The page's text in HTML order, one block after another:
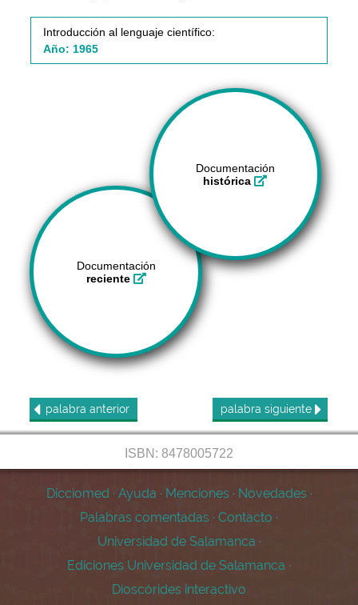
Introducción al lenguaje científico:
Año: 1965
Documentación
histórica
Documentación
reciente
palabra anterior palabra siguiente
ISBN: 8478005722
Dicciomed · Ayuda · Menciones · Novedades ·
Palabras comentadas · Contacto ·
Universidad de Salamanca ·
Ediciones Universidad de Salamanca ·
Dioscórides interactivo